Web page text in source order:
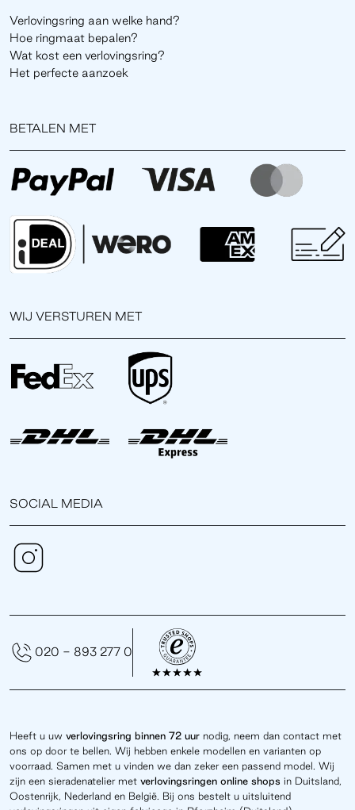
Verlovingsring aan welke hand?
Hoe ringmaat bepalen?
Wat kost een verlovingsring?
Het perfecte aanzoek
BETALEN MET
WIJ VERSTUREN MET
SOCIAL MEDIA
Heeft u uw verlovingsring binnen 72 uur nodig, neem dan contact met
ons op door te bellen. Wij hebben enkele modellen en varianten op
voorraad. Samen met u vinden we dan zeker een passend model. Wij
zijn een sieradenatelier met verlovingsringen online shops in Duitsland,
Oostenrijk, Nederland en België. Bij ons bestelt u uitsluitend
020 - 893 277 0